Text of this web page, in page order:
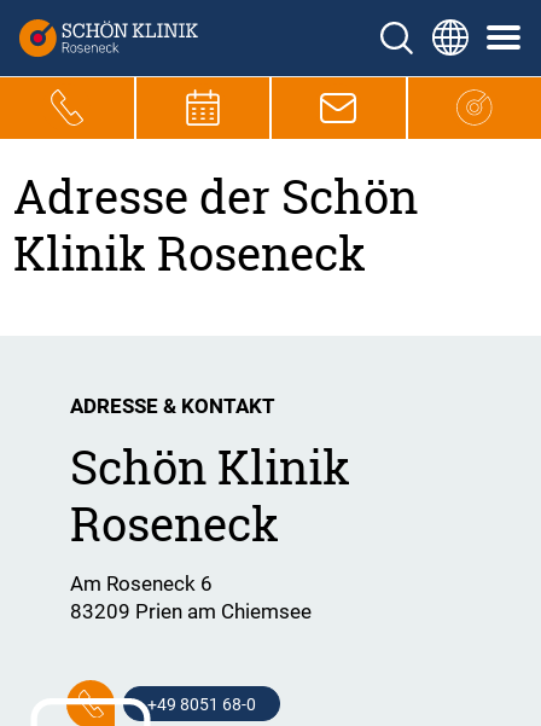
Adresse der Schön
Klinik Roseneck
ADRESSE & KONTAKT
Schön Klinik
Roseneck
Am Roseneck 6
83209 Prien am Chiemsee
+49 8051 68-0